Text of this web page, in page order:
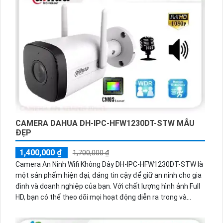
CAMERA DAHUA DH-IPC-HFW1230DT-STW MẪU
ĐẸP
1,400,000 ₫
1,700,000 ₫
Camera An Ninh Wifi Không Dây DH-IPC-HFW1230DT-STW là
một sản phẩm hiện đại, đáng tin cậy để giữ an ninh cho gia
đình và doanh nghiệp của bạn. Với chất lượng hình ảnh Full
HD, bạn có thể theo dõi mọi hoạt động diễn ra trong và
dàng lắp đặt và điều chỉnh camera. Đặc biệt, camera này